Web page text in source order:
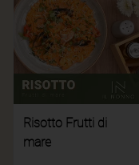
Risotto Frutti di
mare